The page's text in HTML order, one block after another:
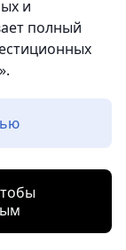
и
полный